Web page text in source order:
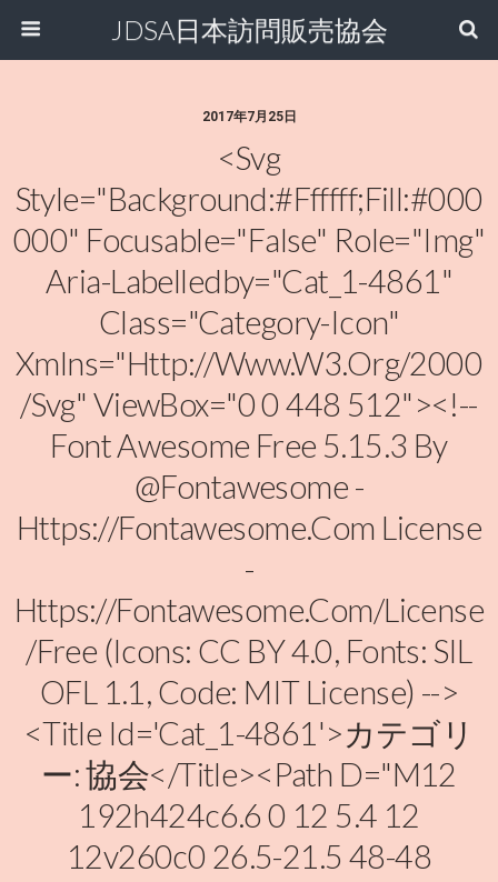
JDSA日本訪問販売協会
2017年7月25日
<svg
Style="background:#ffffff;fill:#000
000" Focusable="false" Role="img"
Aria-Labelledby="cat_1-4861"
Class="category-Icon"
Xmlns="http://www.w3.org/2000
/svg" ViewBox="0 0 448 512"><!--
Font Awesome Free 5.15.3 By
@fontawesome -
Https://fontawesome.com License
-
Https://fontawesome.com/license
/free (Icons: CC BY 4.0, Fonts: SIL
OFL 1.1, Code: MIT License) -->
<title Id='cat_1-4861'>カテゴリ
ー: 協会</title><path D="M12
192h424c6.6 0 12 5.4 12
12v260c0 26.5-21.5 48-48